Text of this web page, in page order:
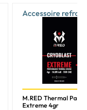
Accessoire
M.RED Thermal Paste
Extreme 4gr